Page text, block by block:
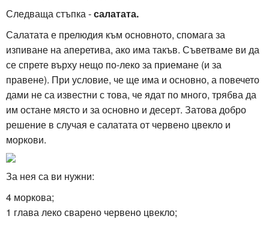
Следваща стъпка -салатата.
Салатата е прелюдия към основното, спомага за
изпиване на аперетива, ако има такъв. Съветваме ви да
се спрете върху нещо по-леко за приемане (и за
правене). При условие, че ще има и основно, а повечето
дами не са известни с това, че ядат по много, трябва да
им остане място и за основно и десерт. Затова добро
решение в случая е салатата от червено цвекло и
моркови.
За нея са ви нужни:
4 моркова;
1 глава леко сварено червено цвекло;